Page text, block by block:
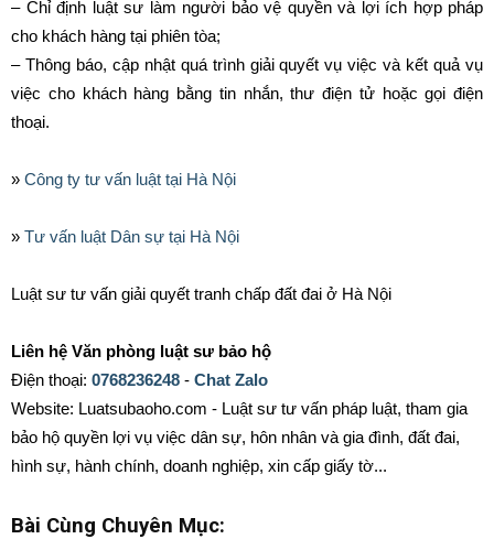
– Chỉ định luật sư làm người bảo vệ quyền và lợi ích hợp pháp
cho khách hàng tại phiên tòa;
– Thông báo, cập nhật quá trình giải quyết vụ việc và kết quả vụ
việc cho khách hàng bằng tin nhắn, thư điện tử hoặc gọi điện
thoại.
» Công ty tư vấn luật tại Hà Nội
» Tư vấn luật Dân sự tại Hà Nội
Luật sư tư vấn giải quyết tranh chấp đất đai ở Hà Nội
Liên hệ Văn phòng luật sư bảo hộ
Điện thoại: 0768236248 - Chat Zalo
Website: Luatsubaoho.com - Luật sư tư vấn pháp luật, tham gia
bảo hộ quyền lợi vụ việc dân sự, hôn nhân và gia đình, đất đai,
hình sự, hành chính, doanh nghiệp, xin cấp giấy tờ...
Bài Cùng Chuyên Mục: